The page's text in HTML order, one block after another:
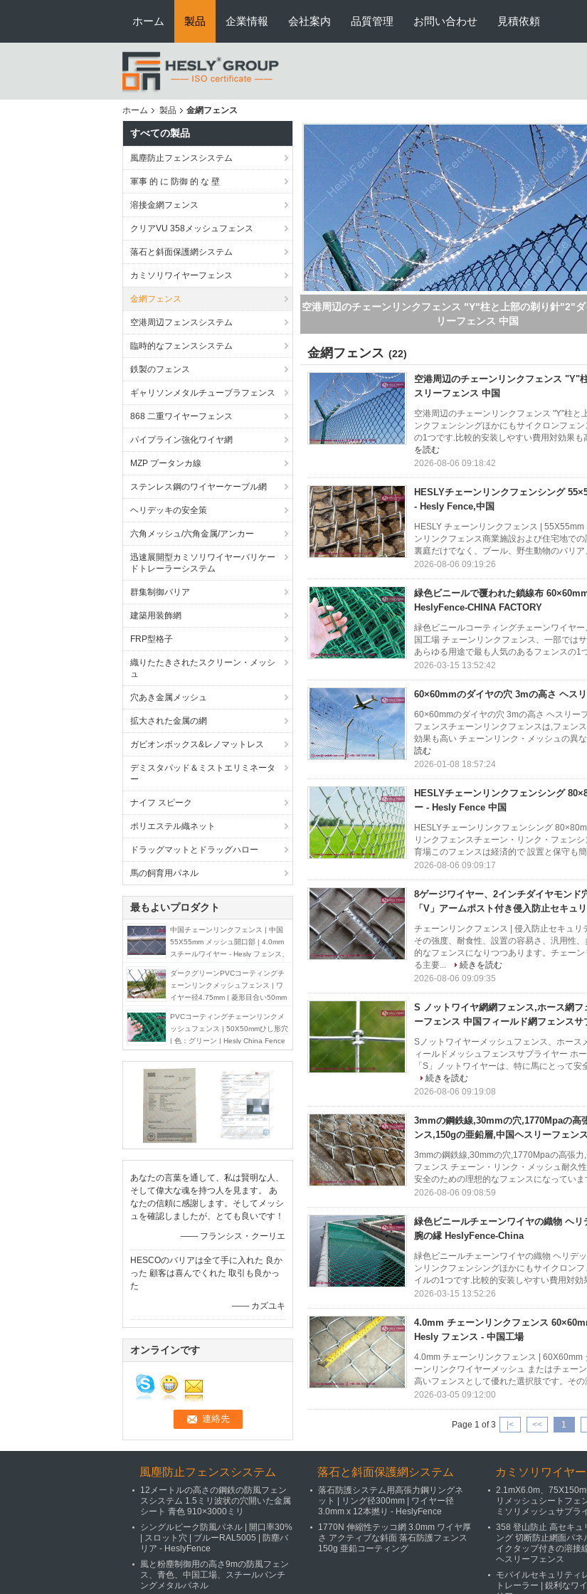
ホーム 製品 企業情報 会社案内 品質管理 お問い合わせ 見積依頼
ホーム 製品 金網フェンス
すべての製品
風塵防止フェンスシステム
軍事 的 に 防御 的 な 壁
溶接金網フェンス
クリアVU 358メッシュフェンス
落石と斜面保護網システム
カミソリワイヤーフェンス
金網フェンス
空港周辺フェンスシステム
臨時的なフェンスシステム
鉄製のフェンス
ギャリソンメタルチューブラフェンス
868 二重ワイヤーフェンス
パイプライン強化ワイヤ網
MZP プータンカ線
ステンレス鋼のワイヤーケーブル網
ヘリデッキの安全策
六角メッシュ/六角金属/アンカー
迅速展開型カミソリワイヤーバリケー
ドトレーラーシステム
群集制御バリア
建築用装飾網
FRP型格子
織りたたきされたスクリーン・メッシ
ュ
穴あき金属メッシュ
拡大された金属の網
ガビオンボックス&レノマットレス
デミスタパッド＆ミストエリミネータ
ー
ナイフ スピーク
ポリエステル織ネット
ドラッグマットとドラッグハロー
馬の飼育用パネル
最もよいプロダクト
中国チェーンリンクフェンス | 中国
55X55mm メッシュ開口部 | 4.0mm
スチールワイヤー - Hesly フェンス、
ダークグリーンPVCコーティングチ
ェーンリンクメッシュフェンス | ワ
イヤー径4.75mm | 菱形目合い50mm
PVCコーティングチェーンリンクメ
ッシュフェンス | 50X50mmひし形穴
| 色：グリーン | Hesly China Fence
Factory Exporter
あなたの言葉を通して、私は賢明な人、
そして偉大な魂を持つ人を見ます。 あ
なたの信頼に感謝します。そしてメッシ
ュを確認しましたが、とても良いです！
—— フランシス・クーリエ
HESCOのバリアは全て手に入れた 良か
った 顧客は喜んでくれた 取引も良かっ
た
—— カズユキ
オンラインです
HESLYチェーンリンクフェンシング 55×55mmの網膜開口
Hesly Fence,中国
金網フェンス (22)
空港周辺のチェーンリンクフェンス "Y"
スリーフェンス 中国
空港周辺のチェーンリンクフェンス "Y"柱と
ンクフェンシングほかにもサイクロンフェ
の1つです.比較的安装しやすい費用対効果
を読む
2026-08-06 09:18:42
HESLYチェーンリンクフェンシング
- Hesly Fence,中国
HESLY チェーンリンクフェンス |
ンリンクフェンス商業施設および住宅地で
裏庭だけでなく、プール、野生動物のバリ
2026-08-06 09:19:26
緑色ビニールで覆われた鎖線布
HeslyFence-CHINA FACTORY
緑色ビニールコーティングチェーンワイヤ
国工場 チェーンリンクフェンス、一部では
あらゆる用途で最も人気のあるフェンスの1
2026-03-15 13:52:42
60×60mmのダイヤの穴 3mの高さ ヘス
60×60mmのダイヤの穴 3mの高さ ヘスリー
フェンスチェーンリンクフェンスは,フェン
効果も高い チェーンリンク・メッシュの異
読む
2026-01-08 18:57:24
HESLYチェーンリンクフェンシング
ー - Hesly Fence 中国
HESLYチェーンリンクフェンシング
リンクフェンスチェーン・リンク・フェン
育場このフェンスは経済的で 設置と保守も
2026-08-06 09:09:17
8ゲージワイヤー、2インチダイヤモンド
「V」アームポスト付き侵入防止セキュ
チェーンリンクフェンス | 侵入防止セキュリ
その強度、耐食性、設置の容易さ、汎用性
的なフェンスになりつつあります。チェー
る主要...
続きを読む
2026-08-06 09:09:35
S ノットワイヤ網網フェンス,ホース網
ーフェンス 中国フィールド網フェンスサ
Sノットワイヤーメッシュフェンス、ホー
ィールドメッシュフェンスサプライヤー ホ
「S」ノットワイヤーは、特に馬にとって
続きを読む
2026-08-06 09:19:08
3mmの鋼鉄線,30mmの穴,1770Mpaの高
ンス,150gの亜鉛層,中国ヘスリーフェンス
3mmの鋼鉄線,30mmの穴,1770Mpaの高張
フェンス チェーン・リンク・メッシュ耐久
安全のための理想的なフェンスになってい
2026-08-06 09:08:59
緑色ビニールチェーンワイヤの織物 ヘ
腕の縁 HeslyFence-China
緑色ビニールチェーンワイヤの織物 ヘリデ
ンリンクフェンシングほかにもサイクロン
イルの1つです.比較的安装しやすい費用対
2026-03-15 13:52:26
4.0mm チェーンリンクフェンス
Hesly フェンス - 中国工場
4.0mm チェーンリンクフェンス |
ーンリンクワイヤーメッシュ またはチェー
高いフェンスとして優れた選択肢です。そ
2026-03-05 09:12:00
Page 1 of 3 |< << 1
風塵防止フェンスシステム
12メートルの高さの鋼鉄の防風フェン
スシステム 1.5ミリ波状の穴開いた金属
シート 青色 910×3000ミリ
シングルピーク防風パネル | 開口率30%
| スロット穴 | ブルーRAL5005 | 防塵バ
リア - HeslyFence
風と粉塵制御用の高さ9mの防風フェン
ス、青色、中国工場、スチールパンチ
ングメタルパネル
落石と斜面保護網システム
落石防護システム用高張力鋼リングネ
ット | リング径300mm | ワイヤー径
3.0mm x 12本撚り - HeslyFence
1770N 伸縮性テッコ網 3.0mm ワイヤ厚
さ アクティブな斜面 落石防護フェンス
150g 亜鉛コーティング
カミソリワイヤ
2.1mX6.0m、
リメッシュシートフェ
ミソリメッシュサプラ
358 登山防止 高セキュ
ング 切断防止網面パネ
イクタップ付きの溶接
ヘスリーフェンス
モバイルセキュリティ
トレーラー | 鋭利なワ